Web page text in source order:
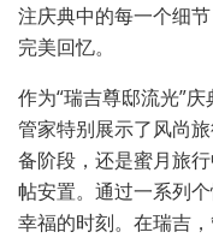
注庆典中的每一个细
完美回忆。
作为“瑞吉尊邸流光”
管家特别展示了风尚
备阶段，还是蜜月旅
帖安置。通过一系列
幸福的时刻。在瑞吉